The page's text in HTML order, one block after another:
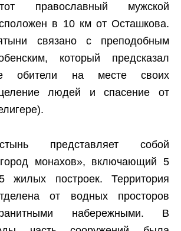
православный мужской
в 10 км от Осташкова.
связано с преподобным
который предсказал
обители на месте своих
людей и спасение от
представляет собой
монахов», включающий 5
жилых построек. Территория
от водных просторов
набережными. В